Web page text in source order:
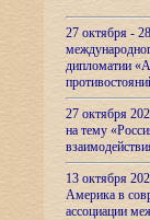
27 октября -
дипломатии
27 октября
на тему
13 октября
Америка в
ассоциации